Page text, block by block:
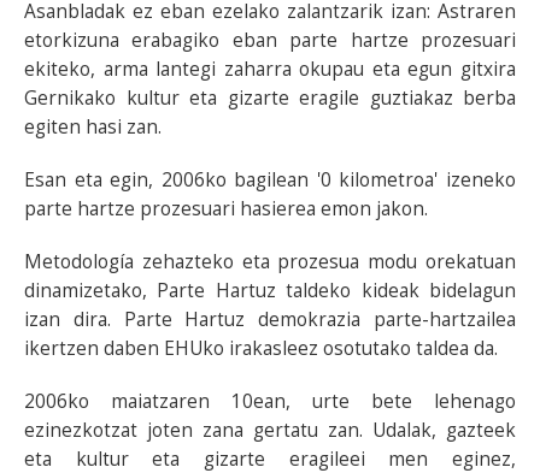
Asanbladak ez eban ezelako zalantzarik izan: Astraren
etorkizuna erabagiko eban parte hartze prozesuari
ekiteko, arma lantegi zaharra okupau eta egun gitxira
Gernikako kultur eta gizarte eragile guztiakaz berba
egiten hasi zan.
Esan eta egin, 2006ko bagilean '0 kilometroa' izeneko
parte hartze prozesuari hasierea emon jakon.
Metodología zehazteko eta prozesua modu orekatuan
dinamizetako, Parte Hartuz taldeko kideak bidelagun
izan dira. Parte Hartuz demokrazia parte-hartzailea
ikertzen daben EHUko irakasleez osotutako taldea da.
2006ko maiatzaren 10ean, urte bete lehenago
ezinezkotzat joten zana gertatu zan. Udalak, gazteek
eta kultur eta gizarte eragileei men eginez,